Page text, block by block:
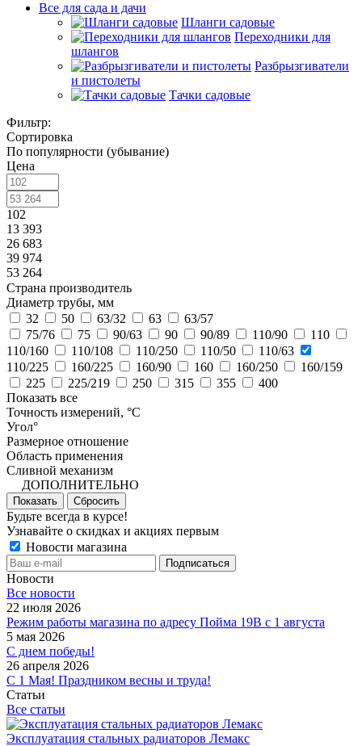
Все для сада и дачи
Шланги садовые
Переходники для
шлангов
Разбрызгиватели
и пистолеты
Тачки садовые
Фильтр:
Сортировка
По популярности (убывание)
Цена
102
13 393
26 683
39 974
53 264
Страна производитель
Диаметр трубы, мм
32
50 63/32 63
63/57
75/76
75 90/63 90 90/89 110/90
110
110/160
110/108 110/250 110/50
110/63
110/225
160/225 160/90 160 160/250
160/159
225
225/219 250 315 355
400
Показать все
Точность измерений, °C
Угол°
Размерное отношение
Область применения
Сливной механизм
ДОПОЛНИТЕЛЬНО
Показать Сбросить
Будьте всегда в курсе!
Узнавайте о скидках и акциях первым
Новости магазина
Новости
Все новости
22 июля 2026
Режим работы магазина по адресу Пойма 19В с 1 августа
5 мая 2026
С днем победы!
26 апреля 2026
С 1 Мая! Праздником весны и труда!
Статьи
Все статьи
Эксплуатация стальных радиаторов Лемакс